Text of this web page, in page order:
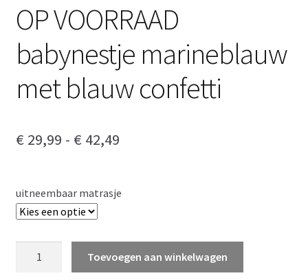
OP VOORRAAD
babynestje marineblauw
met blauw confetti
€ 29,99 - € 42,49Prijsklasse:
tot
uitneembaar matrasje
Toevoegen aan winkelwagen